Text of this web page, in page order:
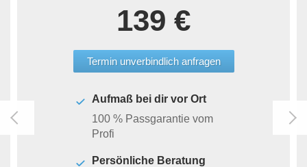
139 €
Termin unverbindlich anfragen
Aufmaß bei dir vor Ort
100 % Passgarantie vom
Profi
Persönliche Beratung